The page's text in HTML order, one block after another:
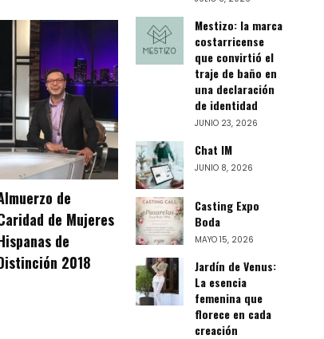
de
de Mujeres
de
2018
Mestizo: la marca
costarricense
que convirtió el
traje de baño en
una declaración
de identidad
JUNIO 23, 2026
Chat IM
JUNIO 8, 2026
Casting Expo
Boda
MAYO 15, 2026
Jardín de Venus:
La esencia
femenina que
florece en cada
creación